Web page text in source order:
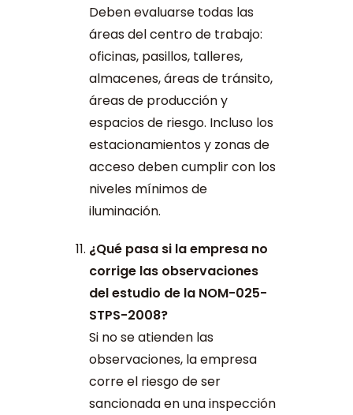
Deben evaluarse todas las
áreas del centro de trabajo:
oficinas, pasillos, talleres,
almacenes, áreas de tránsito,
áreas de producción y
espacios de riesgo. Incluso los
estacionamientos y zonas de
acceso deben cumplir con los
niveles mínimos de
iluminación.
¿Qué pasa si la empresa no
corrige las observaciones
del estudio de la NOM-025-
STPS-2008?
Si no se atienden las
observaciones, la empresa
corre el riesgo de ser
sancionada en una inspección